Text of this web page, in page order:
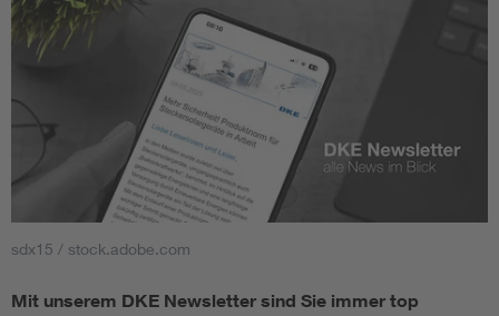
sdx15 / stock.adobe.com
Mit unserem DKE Newsletter sind Sie immer top